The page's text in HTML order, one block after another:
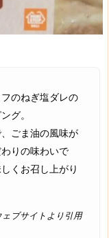
のねぎ塩ダレの
グ。
ごま油の風味が
りの味わいで
くお召し上がり
ブサイトより引用